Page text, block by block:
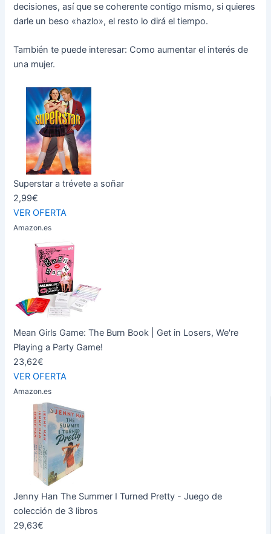
decisiones, así que se coherente contigo mismo, si quieres
darle un beso «hazlo», el resto lo dirá el tiempo.
También te puede interesar: Como aumentar el interés de
una mujer.
Superstar a trévete a soñar
2,99€
VER OFERTA
Amazon.es
Mean Girls Game: The Burn Book | Get in Losers, We're
Playing a Party Game!
23,62€
VER OFERTA
Amazon.es
Jenny Han The Summer I Turned Pretty - Juego de
colección de 3 libros
29,63€